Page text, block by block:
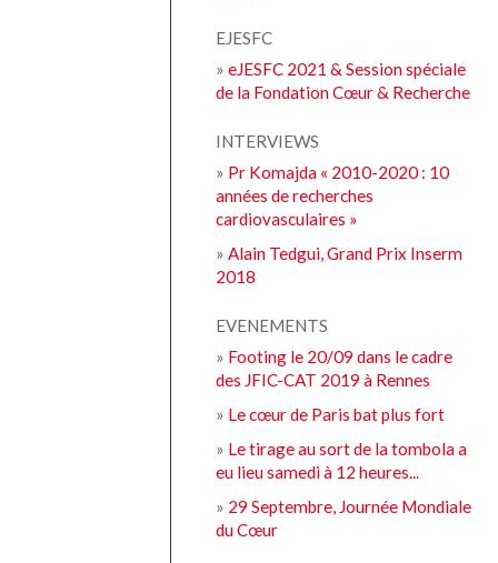
EJESFC
»eJESFC 2021 & Session spéciale
de la Fondation Cœur & Recherche
INTERVIEWS
» Pr Komajda « 2010-2020 : 10
années de recherches
cardiovasculaires »
»Alain Tedgui, Grand Prix Inserm
2018
EVENEMENTS
» Footing le 20/09 dans le cadre
des JFIC-CAT 2019 à Rennes
» Le cœur de Paris bat plus fort
» Le tirage au sort de la tombola a
eu lieu samedi à 12 heures...
» 29 Septembre, Journée Mondiale
du Cœur